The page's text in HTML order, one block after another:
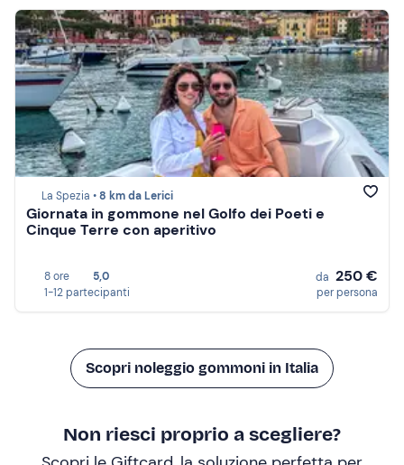
La Spezia •8 km da Lerici
Giornata in gommone nel Golfo dei Poeti e
Cinque Terre con aperitivo
8 ore
5,0
1-12 partecipanti
da 250 €
per persona
Scopri noleggio gommoni in Italia
Non riesci proprio a scegliere?